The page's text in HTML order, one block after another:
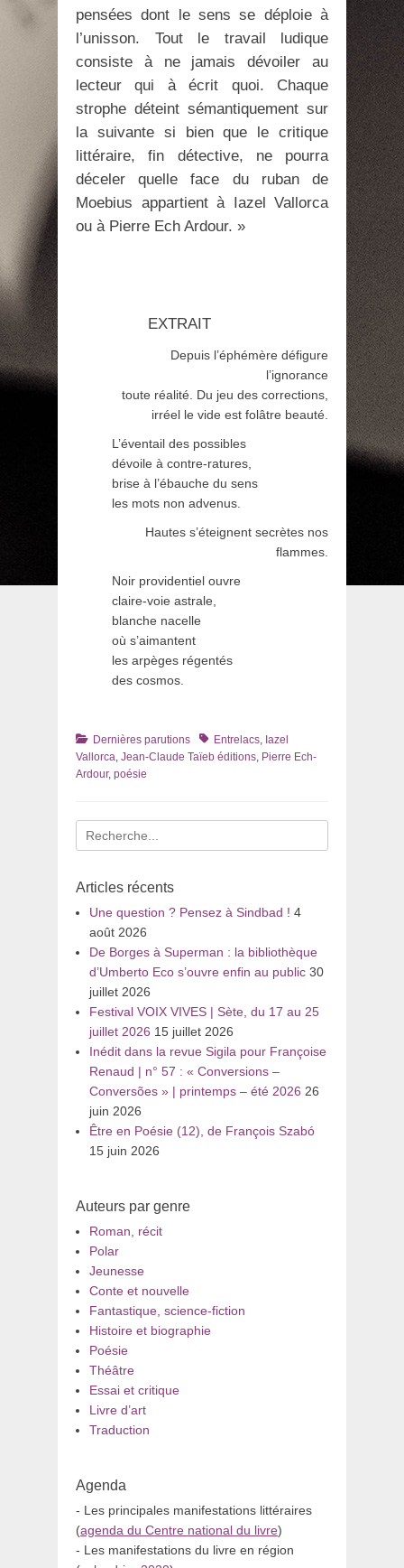
pensées dont le sens se déploie à
l’unisson. Tout le travail ludique
consiste à ne jamais dévoiler au
lecteur qui à écrit quoi. Chaque
strophe déteint sémantiquement sur
la suivante si bien que le critique
littéraire, fin détective, ne pourra
déceler quelle face du ruban de
Moebius appartient à Iazel Vallorca
ou à Pierre Ech Ardour. »
EXTRAIT
Depuis l’éphémère défigure
l’ignorance
toute réalité. Du jeu des corrections,
irréel le vide est folâtre beauté.
L’éventail des possibles
dévoile à contre-ratures,
brise à l’ébauche du sens
les mots non advenus.
Hautes s’éteignent secrètes nos
flammes.
Noir providentiel ouvre
claire-voie astrale,
blanche nacelle
où s’aimantent
les arpèges régentés
des cosmos.
Catégories
Dernières parutions TagsEntrelacs Iazel
Vallorca Jean-Claude Taïeb éditions Pierre Ech-
Ardour, poésie
Recherche
pour
Articles récents
Une question ? Pensez à Sindbad ! 4
août 2026
De Borges à Superman : la bibliothèque
d’Umberto Eco s’ouvre enfin au public 30
juillet 2026
Festival VOIX VIVES | Sète, du 17 au 25
juillet 2026 15 juillet 2026
Inédit dans la revue Sigila pour Françoise
Renaud | n° 57 : « Conversions –
Conversões » | printemps – été 2026 26
juin 2026
Être en Poésie (12), de François Szabó
15 juin 2026
Auteurs par genre
Roman, récit
Polar
Jeunesse
Conte et nouvelle
Fantastique, science-fiction
Histoire et biographie
Poésie
Théâtre
Essai et critique
Livre d’art
Traduction
Agenda
- Les principales manifestations littéraires
(agenda du Centre national du livre)
- Les manifestations du livre en région